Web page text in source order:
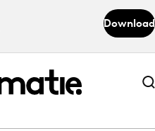
Download
Abonneer nu
Abonneer nu